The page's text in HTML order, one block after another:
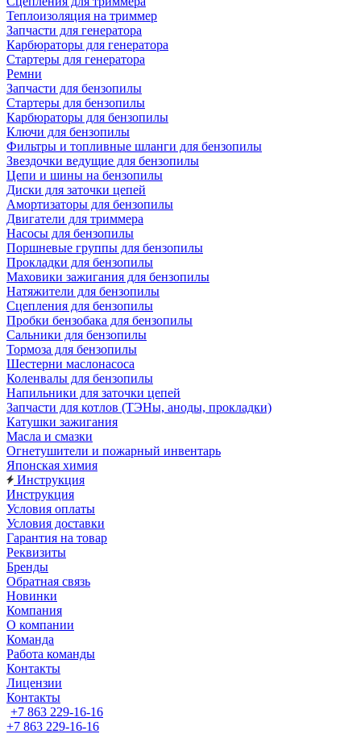
Теплоизоляция на триммер
Запчасти для генератора
Карбюраторы для генератора
Стартеры для генератора
Ремни
Запчасти для бензопилы
Стартеры для бензопилы
Карбюраторы для бензопилы
Ключи для бензопилы
Фильтры и топливные шланги для бензопилы
Звездочки ведущие для бензопилы
Цепи и шины на бензопилы
Диски для заточки цепей
Амортизаторы для бензопилы
Двигатели для триммера
Насосы для бензопилы
Поршневые группы для бензопилы
Прокладки для бензопилы
Маховики зажигания для бензопилы
Натяжители для бензопилы
Сцепления для бензопилы
Пробки бензобака для бензопилы
Сальники для бензопилы
Тормоза для бензопилы
Шестерни маслонасоса
Коленвалы для бензопилы
Напильники для заточки цепей
Запчасти для котлов (ТЭНы, аноды, прокладки)
Катушки зажигания
Масла и смазки
Огнетушители и пожарный инвентарь
Японская химия
Инструкция
Инструкция
Условия оплаты
Условия доставки
Гарантия на товар
Реквизиты
Бренды
Обратная связь
Новинки
Компания
О компании
Команда
Работа команды
Контакты
Лицензии
Контакты
+7 863 229-16-16
+7 863 229-16-16